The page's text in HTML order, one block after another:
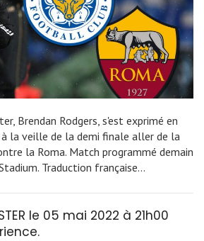
Brendan Rodgers, s'est exprimé en
la veille de la demi finale aller de la
la Roma. Match programmé demain
Traduction française…
le 05 mai 2022 à 21h00